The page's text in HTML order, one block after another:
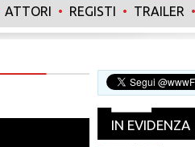
ATTORI • REGISTI • TRAILER •
IN EVIDENZA